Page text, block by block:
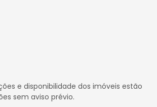
e disponibilidade dos imóveis estão
sem aviso prévio.